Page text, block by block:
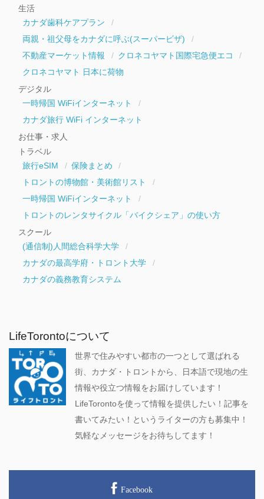
生活
カナダ歯科ケアプラン
両親・祖父母をカナダに呼ぶ(スーパービザ)
不動産マーケット情報
クロネコヤマト国際宅急便エコ
クロネコヤマト 日本に荷物
デジタル
一時帰国 WiFiインターネット
カナダ旅行 WiFi インターネット
お仕事・求人
トラベル
旅行eSIM
保険まとめ
トロントの博物館・美術館リスト
一時帰国 WiFiインターネット
トロントのレンタサイクル「バイクシェア」の使い方
スクール
(通信制)人間総合科学大学
カナダの最高学府・トロント大学
カナダの義務教育システム
LifeTorontoについて
世界で住みやすい都市の一つとして選ばれる
街、カナダ・トロントから、日本語で現地の生
情報や役立つ情報をお届けしています！
LifeTorontoを使って情報を提供したい！記事を
書いてみたい！というライターの方も募集中！
気軽なメッセージをお待ちしてます！
Facebook